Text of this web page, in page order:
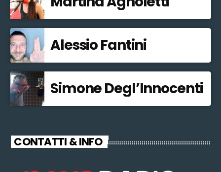
Alessio Fantini
Simone Degl’Innocenti
CONTATTI & INFO